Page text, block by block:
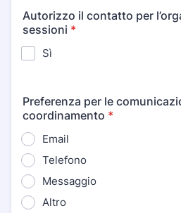
Autorizzo il contatto per
sessioni *
Sì
Preferenza per le
coordinamento *
Email
Telefono
Messaggio
Altro